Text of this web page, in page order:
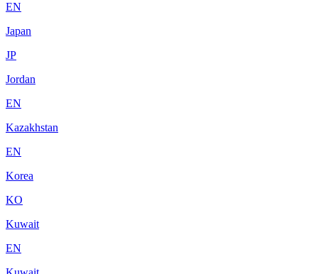
EN
Japan
JP
Jordan
EN
Kazakhstan
EN
Korea
KO
Kuwait
EN